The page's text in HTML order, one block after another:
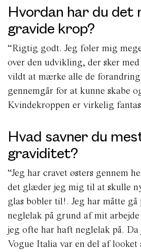
Hvordan har du det
gravide krop?
“Rigtig godt. Jeg føler mig
over den udvikling, der sker
vildt at mærke alle de
gennemgår for at kunne skabe
Kvindekroppen er virkelig
Hvad savner du
graviditet?
“Jeg har cravet østers gennem
det glæder jeg mig til at skulle
glas bobler til!. Jeg har måtte gå
neglelak på grund af mit
jeg ofte har haft neglelak på.
Vogue Italia var en del af looket